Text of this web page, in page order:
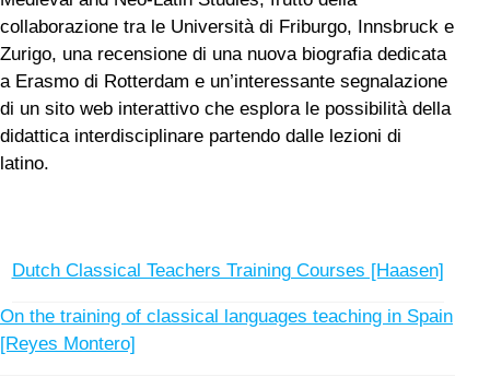
collaborazione tra le Università di Friburgo, Innsbruck e
Zurigo, una recensione di una nuova biografia dedicata
a Erasmo di Rotterdam e un’interessante segnalazione
di un sito web interattivo che esplora le possibilità della
didattica interdisciplinare partendo dalle lezioni di
latino.
Dutch Classical Teachers Training Courses [Haasen]
On the training of classical languages teaching in Spain
[Reyes Montero]